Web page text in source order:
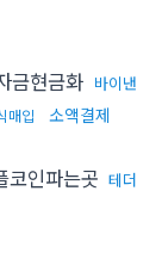
금현금화 바이낸
매입
소액결제
코인파는곳 테더